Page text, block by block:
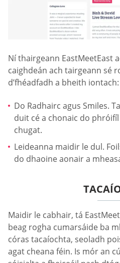
Ní thairgeann EastMeetEast
caighdeán ach tairgeann sé
d’fhéadfadh a bheith iontach:
Do Radhairc agus Smiles.
duit cé a chonaic do
chugat.
Leideanna maidir le dul.
do dhaoine aonair a
Maidir le cabhair, tá
beag rogha cumarsáide ba
córas tacaíochta, seoladh
agat cheana féin. Is mór an